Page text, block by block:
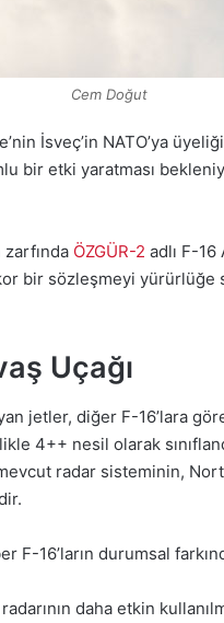
Cem Doğut
İsveç’in NATO’ya
bir etki yaratması
ÖZGÜR-2 adlı F-
bir sözleşmeyi yürürlüğe
Uçağı
jetler, diğer F-16’lara
4++ nesil olarak
radar sisteminin,
F-16’ların durumsal
daha etkin